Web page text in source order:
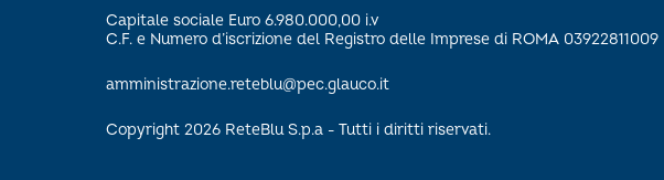
Capitale sociale Euro 6.980.000,00 i.v
C.F. e Numero d’iscrizione del Registro delle Imprese di ROMA 03922811009
amministrazione.reteblu@pec.glauco.it
Copyright 2026 ReteBlu S.p.a - Tutti i diritti riservati.